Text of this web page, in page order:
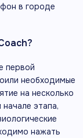
в городе
первой
необходимые
на несколько
этапа,
нажать